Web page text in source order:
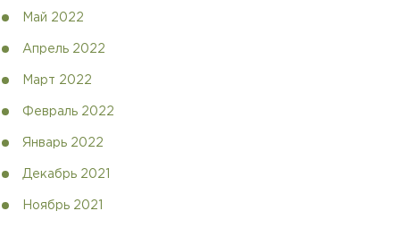
Май 2022
Апрель 2022
Март 2022
Февраль 2022
Январь 2022
Декабрь 2021
Ноябрь 2021